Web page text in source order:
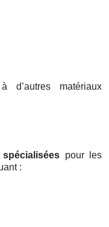
d’autres matériaux
pour les
: